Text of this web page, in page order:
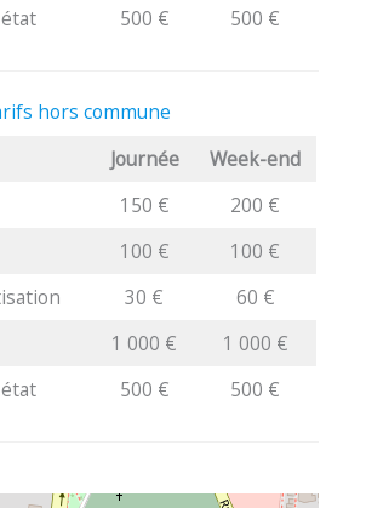
500 € 500 €
hors commune
Journée
Week-end
150 €
200 €
100 €
100 €
30 €
60 €
1 000 €
1 000 €
500 € 500 €